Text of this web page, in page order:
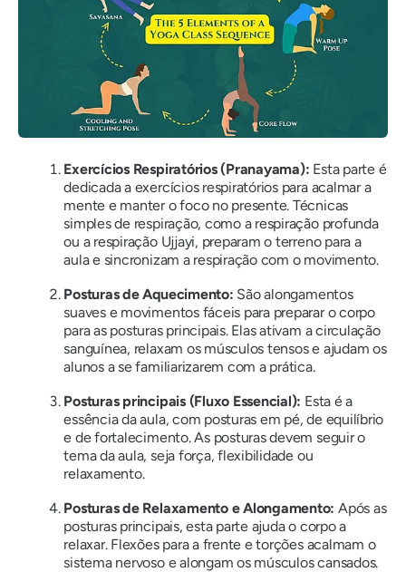
Exercícios Respiratórios (Pranayama): Esta parte é
dedicada a exercícios respiratórios para acalmar a
mente e manter o foco no presente. Técnicas
simples de respiração, como a respiração profunda
ou a respiração Ujjayi, preparam o terreno para a
aula e sincronizam a respiração com o movimento.
Posturas de Aquecimento: São alongamentos
suaves e movimentos fáceis para preparar o corpo
para as posturas principais. Elas ativam a circulação
sanguínea, relaxam os músculos tensos e ajudam os
alunos a se familiarizarem com a prática.
Posturas principais (Fluxo Essencial): Esta é a
essência da aula, com posturas em pé, de equilíbrio
e de fortalecimento. As posturas devem seguir o
tema da aula, seja força, flexibilidade ou
relaxamento.
Posturas de Relaxamento e Alongamento: Após as
posturas principais, esta parte ajuda o corpo a
relaxar. Flexões para a frente e torções acalmam o
sistema nervoso e alongam os músculos cansados.